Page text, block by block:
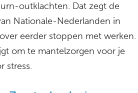
outklachten. Dat zegt de
Nationale-Nederlanden in
eerder stoppen met werken.
om te mantelzorgen voor je
stress.